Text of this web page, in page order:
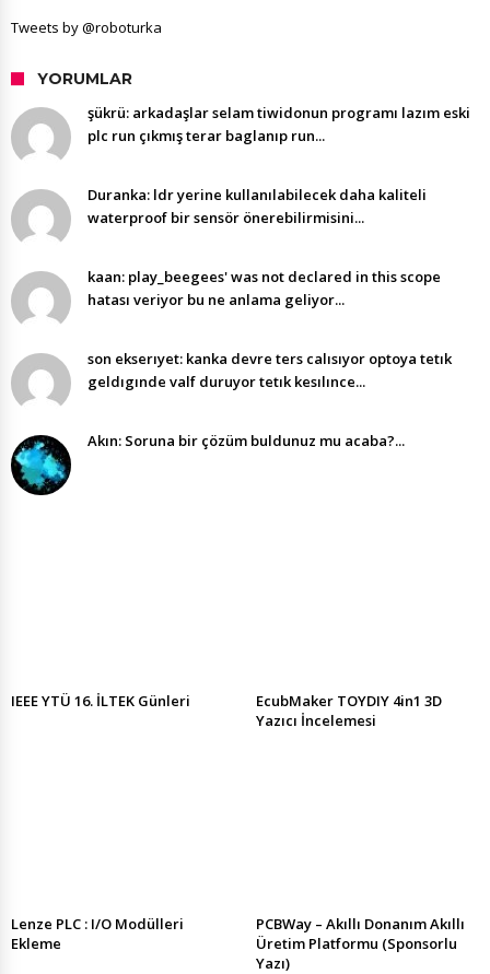
Tweets by @roboturka
YORUMLAR
şükrü: arkadaşlar selam tiwidonun programı lazım eski
plc run çıkmış terar baglanıp run...
Duranka: ldr yerine kullanılabilecek daha kaliteli
waterproof bir sensör önerebilirmisini...
kaan: play_beegees' was not declared in this scope
hatası veriyor bu ne anlama geliyor...
son ekserıyet: kanka devre ters calısıyor optoya tetık
geldıgınde valf duruyor tetık kesılınce...
Akın: Soruna bir çözüm buldunuz mu acaba?...
IEEE YTÜ 16. İLTEK Günleri
EcubMaker TOYDIY 4in1 3D
Yazıcı İncelemesi
Lenze PLC : I/O Modülleri
Ekleme
PCBWay – Akıllı Donanım Akıllı
Üretim Platformu (Sponsorlu
Yazı)